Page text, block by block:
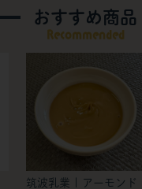
おすすめ商品
Recommended
筑波乳業 | アーモンド